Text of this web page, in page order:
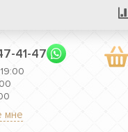
41-47
мне